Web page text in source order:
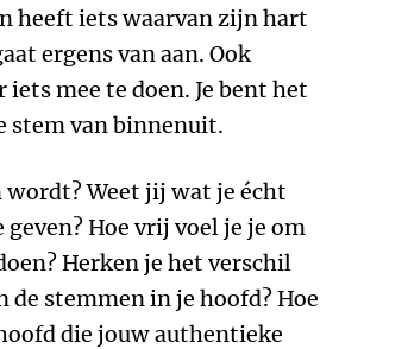
heeft iets waarvan zijn hart
ergens van aan. Ook
mee te doen. Je bent het
stem van binnenuit.
Weet jij wat je écht
Hoe vrij voel je je om
Herken je het verschil
stemmen in je hoofd? Hoe
die jouw authentieke